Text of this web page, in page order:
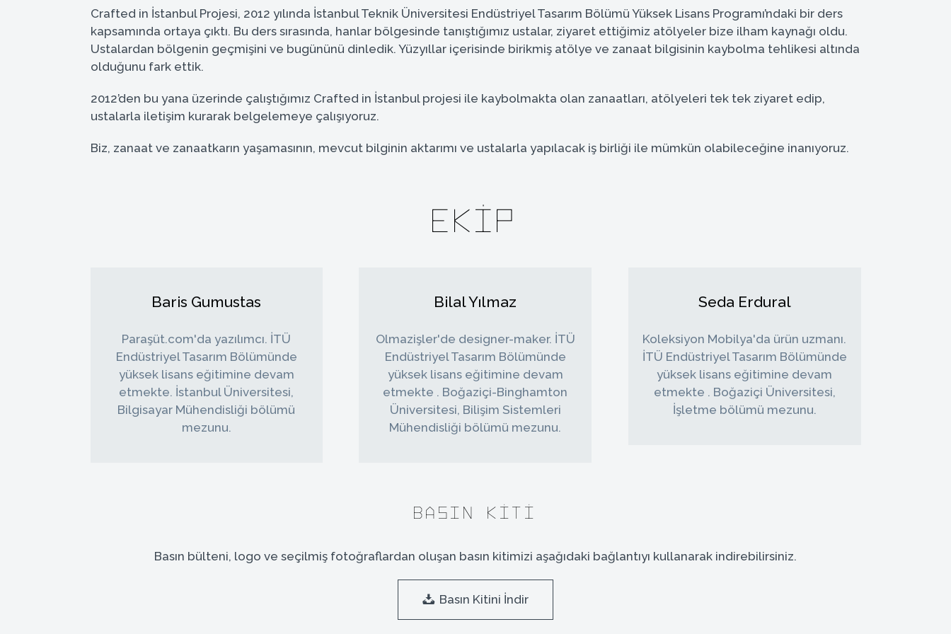
Crafted in İstanbul Projesi, 2012 yılında İstanbul Teknik Üniversitesi Endüstriyel Tasarım Bölümü Yüksek Lisans Programı’ndaki bir ders
kapsamında ortaya çıktı. Bu ders sırasında, hanlar bölgesinde tanıştığımız ustalar, ziyaret ettiğimiz atölyeler bize ilham kaynağı oldu.
Ustalardan bölgenin geçmişini ve bugününü dinledik. Yüzyıllar içerisinde birikmiş atölye ve zanaat bilgisinin kaybolma tehlikesi altında
olduğunu fark ettik.
2012’den bu yana üzerinde çalıştığımız Crafted in İstanbul projesi ile kaybolmakta olan zanaatları, atölyeleri tek tek ziyaret edip,
ustalarla iletişim kurarak belgelemeye çalışıyoruz.
Biz, zanaat ve zanaatkarın yaşamasının, mevcut bilginin aktarımı ve ustalarla yapılacak iş birliği ile mümkün olabileceğine inanıyoruz.
Ekip
Baris Gumustas
Paraşüt.com'da yazılımcı. İTÜ
Endüstriyel Tasarım Bölümünde
yüksek lisans eğitimine devam
etmekte. İstanbul Üniversitesi,
Bilgisayar Mühendisliği bölümü
mezunu.
Bilal Yılmaz
Olmazişler'de designer-maker. İTÜ
Endüstriyel Tasarım Bölümünde
yüksek lisans eğitimine devam
etmekte . Boğaziçi-Binghamton
Üniversitesi, Bilişim Sistemleri
Mühendisliği bölümü mezunu.
Seda Erdural
Koleksiyon Mobilya'da ürün uzmanı.
İTÜ Endüstriyel Tasarım Bölümünde
yüksek lisans eğitimine devam
etmekte . Boğaziçi Üniversitesi,
İşletme bölümü mezunu.
Basın Kiti
Basın bülteni, logo ve seçilmiş fotoğraflardan oluşan basın kitimizi aşağıdaki bağlantıyı kullanarak indirebilirsiniz.
Basın Kitini İndir